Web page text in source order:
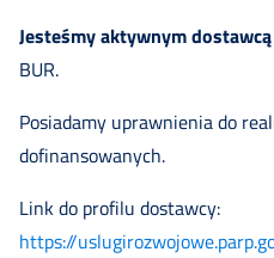
Jesteśmy aktywnym dostawcą
BUR.
Posiadamy uprawnienia do
dofinansowanych.
Link do profilu dostawcy:
https://